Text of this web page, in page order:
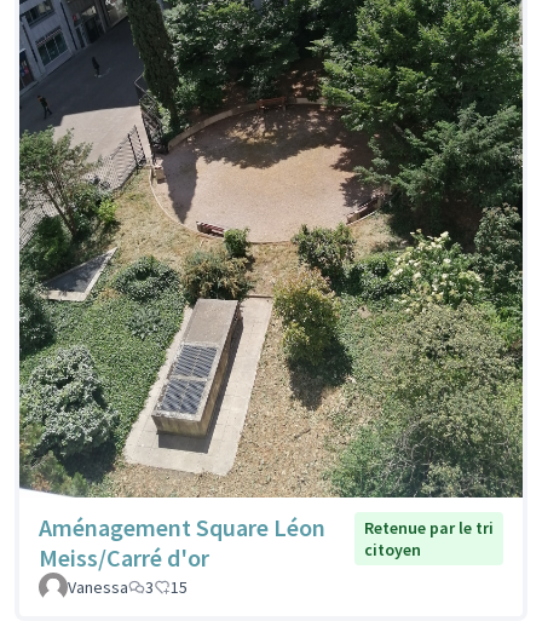
Aménagement Square Léon
Meiss/Carré d'or
Retenue par le tri
citoyen
Vanessa
3 15